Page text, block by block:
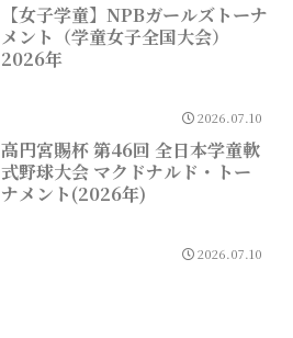
【女子学童】NPBガールズトーナ
メント（学童女子全国大会）
2026年
2026.07.10
高円宮賜杯 第46回 全日本学童軟
式野球大会 マクドナルド・トー
ナメント(2026年)
2026.07.10